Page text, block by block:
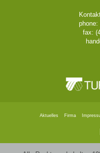
phone:
fax:
Aktuelles Firma